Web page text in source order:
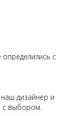
с
дизайнер и
с выбором.